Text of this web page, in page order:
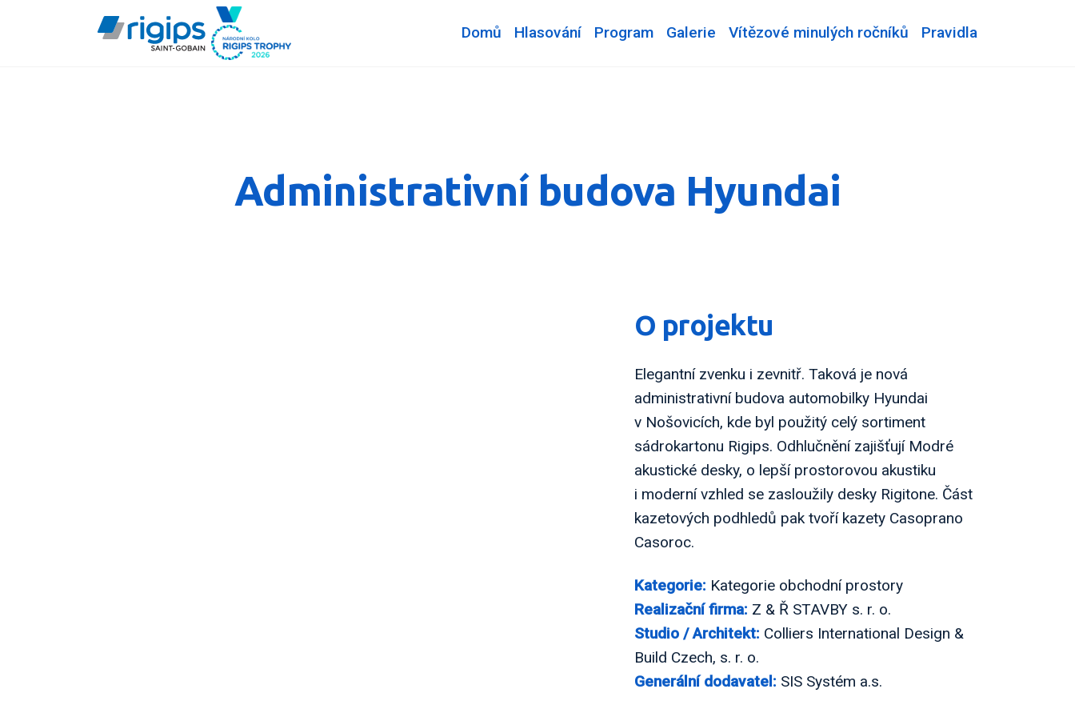
Domů Hlasování Program Galerie Vítězové minulých ročníků Pravidla
Administrativní budova Hyundai
O projektu
Elegantní zvenku i zevnitř. Taková je nová
administrativní budova automobilky Hyundai
v Nošovicích, kde byl použitý celý sortiment
sádrokartonu Rigips. Odhlučnění zajišťují Modré
akustické desky, o lepší prostorovou akustiku
i moderní vzhled se zasloužily desky Rigitone. Část
kazetových podhledů pak tvoří kazety Casoprano
Casoroc.
Kategorie: Kategorie obchodní prostory
Realizační firma: Z & Ř STAVBY s. r. o.
Studio / Architekt: Colliers International Design &
Build Czech, s. r. o.
Generální dodavatel: SIS Systém a.s.